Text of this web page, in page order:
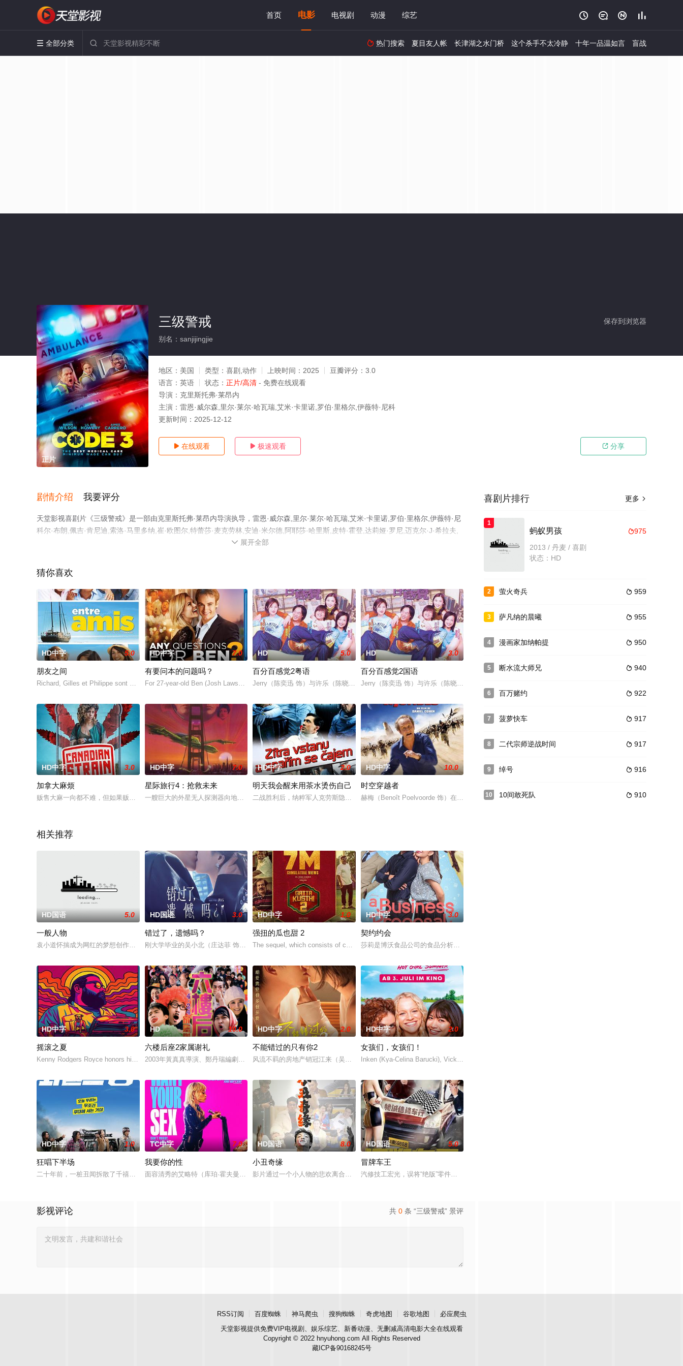
首页 电影 电视剧 动漫 综艺    
 全部分类   热门搜索 夏目友人帐 长津湖之水门桥 这个杀手不太冷静 十年一品温如言 盲战
正片
保存到浏览器
三级警戒
别名：sanjijingjie
地区： 美国 类型： 喜剧,动作 上映时间： 2025 豆瓣评分： 3.0
语言： 英语 状态： 正片/高清 - 免费在线观看
导演： 克里斯托弗·莱昂内
主演： 雷恩·威尔森,里尔·莱尔·哈瓦瑞,艾米·卡里诺,罗伯·里格尔,伊薇特·尼科
更新时间： 2025-12-12
 在线观看  极速观看  分享
剧情介绍 我要评分
天堂影视喜剧片《三级警戒》是一部由克里斯托弗·莱昂内导演执导，雷恩·威尔森,里尔·莱尔·哈瓦瑞,艾米·卡里诺,罗伯·里格尔,伊薇特·尼
科尔·布朗,佩吉·肯尼迪,索洛·马里多纳,崔·欧图尔,特蕾莎·麦克劳林,安迪·米尔德,阿耶莎·哈里斯,皮特·霍登,达莉娅·罗尼,迈克尔·J·希拉夫,
卡梅隆·富勒,埃里克·等演员精彩演绎的美国电影，手机免费观看高清未删减完整版电影大全就上天堂电影网，更多相关信息可移步至豆瓣
 展开全部
猜你喜欢
HD中字 5.0
朋友之间
Richard, Gilles et Philippe sont amis depuis près de cinquan
HD中字 7.0
有要问本的问题吗？
For 27-year-old Ben (Josh Lawson), life couldn’t be better.
HD 5.0
百分百感觉2粤语
Jerry（陈奕迅 饰）与许乐（陈晓东 饰）认识多年，更同住一屋。许乐在酒吧认识了Felicia（周丽淇 饰）并迅速拍拖
HD 3.0
百分百感觉2国语
Jerry（陈奕迅 饰）与许乐（陈晓东 饰）认识多年，更同住一屋。许乐在酒吧认识了Felicia（周丽淇 饰）并迅
HD中字 3.0
加拿大麻烦
贩售大麻一向都不难，但如果贩售被合法化，那才有大麻烦。加拿大的大麻合法化在即，原本专门从事「精品菸草」生意的药头安妮，因
HD中字 7.0
星际旅行4：抢救未来
一艘巨大的外星无人探测器向地球航来，它不断地发出奇特的电波信号：功率强大的信号煮沸了海水，干扰了附近的星舰并造成了广泛的
HD中字 2.0
明天我会醒来用茶水烫伤自己
二战胜利后，纳粹军人克劳斯隐藏了起来，他通过服用抗衰老药，活到了20世纪90年代，他与双胞胎弟弟布拉格一起研制时光机器，
HD中字 10.0
时空穿越者
赫梅（Benoît Poelvoorde 饰）在巴黎从事画作修补的工作，最近他觉察到妻子的状态反常，然而当他真的与情
相关推荐
HD国语 5.0
一般人物
袁小道怀揣成为网红的梦想创作短视频，并与周小乙等人组建了“红透半边天”团队。然而团队在发展过程中遭遇了诸多矛盾与分歧，幸
HD国语 3.0
错过了，遗憾吗？
刚大学毕业的吴小北（庄达菲 饰）被初恋男友李天昊（周澄奧 饰）断崖式分手后陷入无尽的情绪反扑。她沉溺于失恋的痛苦，闺蜜米
HD中字 1.0
强扭的瓜也甜 2
The sequel, which consists of consecutive events following t
HD中字 3.0
契约约会
莎莉是博沃食品公司的食品分析师，如今陷入财务困境，她答应为挚友雅斯敏牵线搭桥，为她安排相亲。原来
HD中字 3.0
摇滚之夏
Kenny Rodgers Royce honors his late mother's legacy by f
HD 10.0
六楼后座2家属谢礼
2003年黃真真導演、鄭丹瑞編劇的喜劇《六樓后座》拍出香港新一代的愛情面面觀，其中「Truth orDare」大膽遊戲更
HD中字 2.0
不能错过的只有你2
风流不羁的房地产销冠江来（吴翊歌 饰），为利益化身“深情画家”，步步为营接近倔强女医生李梦（李萌萌 饰）。他算计利益得失
HD中字 2.0
女孩们，女孩们！
Inken (Kya-Celina Barucki), Vicky (Julia Novohradsky) und Le
HD中字 1.0
狂唱下半场
二十年前，一桩丑闻拆散了千禧年初期当红的韩国流行三人团体。如今，三人为了一场仅有一次的演出再度合体，前提是他们得克服接踵
TC中字 7.0
我要你的性
面容清秀的艾略特（库珀·霍夫曼 Cooper Hoffman 饰）在著名艺术家艾丽卡·特蕾西（奥利维亚·王尔德 Oliv
HD国语 8.0
小丑奇缘
影片通过一个小人物的悲欢离合，宣扬了树立正确的恋爱观生活观的必要性，鞭挞了追金，虚荣等错误的观念，让人在捧腹之余感受到人
HD国语 5.0
冒牌车王
汽修技工宏光，误将“绝版”零件遗落盲女薛薇薇家中，为了找回丢失的东西，宏光无意中伪装成车王与薇薇进
共 0 条 “三级警戒” 景评
影视评论
更多 
喜剧片排行
1
975
蚂蚁男孩
2013 / 丹麦 / 喜剧
状态：HD
2  959
萤火奇兵
3  955
萨凡纳的晨曦
4  950
漫画家加纳帕提
5  940
断水流大师兄
6  922
百万赌约
7  917
菠萝快车
8  917
二代宗师逆战时间
9  916
绰号
10  910
10间敢死队
RSS订阅 百度蜘蛛 神马爬虫 搜狗蜘蛛 奇虎地图 谷歌地图
必应爬虫
天堂影视提供免费VIP电视剧、娱乐综艺、新番动漫、无删减高清电影大全在线观看
Copyright © 2022 hnyuhong.com All Rights Reserved
藏ICP备90168245号